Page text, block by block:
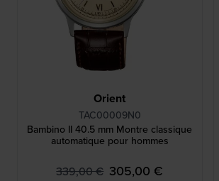
Orient
TAC00009N0
Bambino II 40.5 mm Montre classique
automatique pour hommes
339,00 € 305,00 €